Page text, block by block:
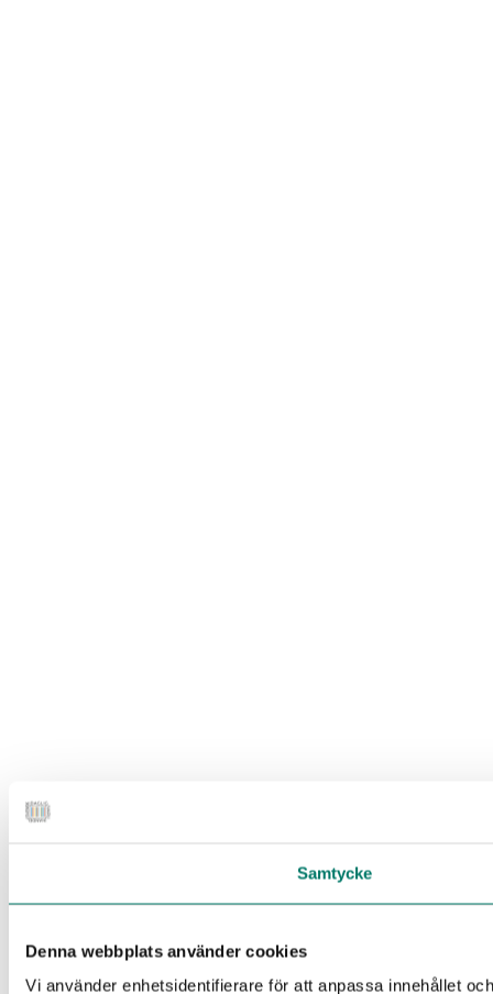
Samtycke
Denna webbplats använder cookies
Vi använder enhetsidentifierare för att anpassa innehållet